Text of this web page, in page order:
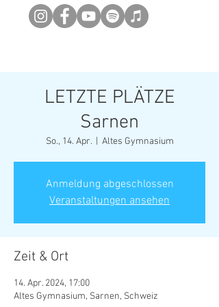
LETZTE PLÄTZE
Sarnen
So., 14. Apr.
  |
Altes Gymnasium
Anmeldung abgeschlossen
Veranstaltungen ansehen
Zeit & Ort
14. Apr. 2024, 17:00
Altes Gymnasium, Sarnen, Schweiz